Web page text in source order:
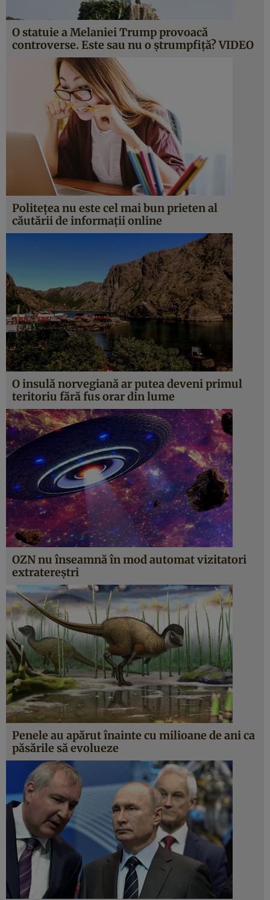
O statuie a Melaniei Trump provoacă
controverse. Este sau nu o ştrumpfiţă? VIDEO
Politeţea nu este cel mai bun prieten al
căutării de informaţii online
O insulă norvegiană ar putea deveni primul
teritoriu fără fus orar din lume
OZN nu înseamnă în mod automat vizitatori
extratereştri
Penele au apărut înainte cu milioane de ani ca
păsările să evolueze